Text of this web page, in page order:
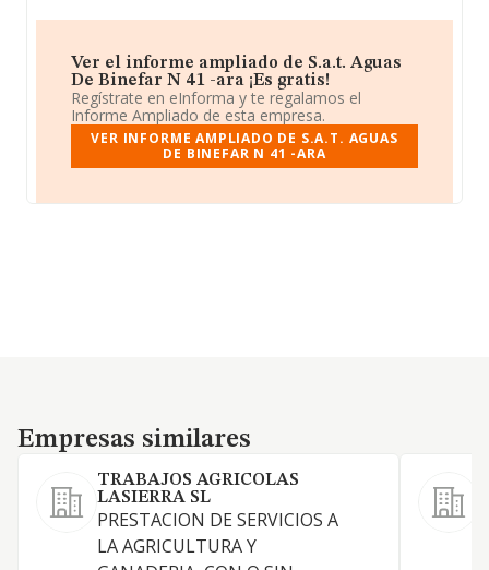
Ver el informe ampliado de S.a.t. Aguas
De Binefar N 41 -ara ¡Es gratis!
Regístrate en eInforma y te regalamos el
Informe Ampliado de esta empresa.
VER INFORME AMPLIADO DE S.A.T. AGUAS
DE BINEFAR N 41 -ARA
Empresas similares
Empresas similares
TRABAJOS AGRICOLAS
LASIERRA SL
PRESTACION DE SERVICIOS A
LA AGRICULTURA Y